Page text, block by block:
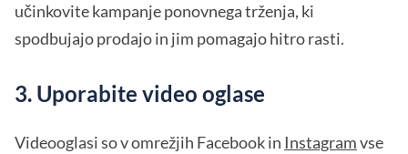
učinkovite kampanje ponovnega trženja, ki
spodbujajo prodajo in jim pomagajo hitro rasti.
3. Uporabite video oglase
Videooglasi so v omrežjih Facebook in Instagramvse